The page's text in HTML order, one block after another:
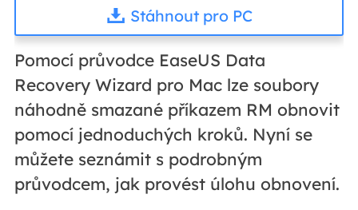
Stáhnout pro PC
Pomocí průvodce EaseUS Data
Recovery Wizard pro Mac lze soubory
náhodně smazané příkazem RM obnovit
pomocí jednoduchých kroků. Nyní se
můžete seznámit s podrobným
průvodcem, jak provést úlohu obnovení.